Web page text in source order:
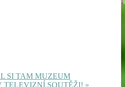
SI TAM MUZEUM
TELEVIZNÍ SOUTĚŽI! »